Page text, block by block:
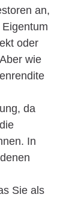
an,
oder
wie
da
In
Sie als